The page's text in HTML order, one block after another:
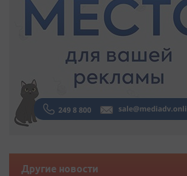
Другие новости